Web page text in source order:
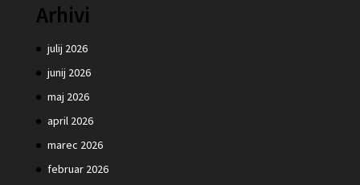
Arhivi
julij 2026
junij 2026
maj 2026
april 2026
marec 2026
februar 2026